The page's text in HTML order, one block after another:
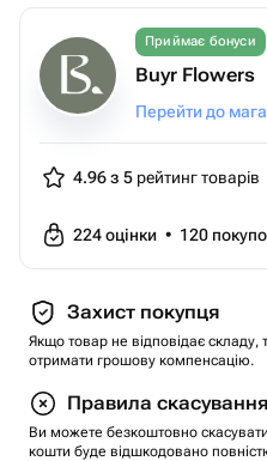
Приймає бонуси
Buyr Flowers
Перейти до
4.96 з 5 рейтинг товарів
224оцінки • 120
Захист покупця
Якщо товар не відповідає
отримати грошову компенсацію.
Правила скасування
Ви можете безкоштовно
кошти буде відшкодовано